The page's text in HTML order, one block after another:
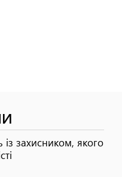
захисником, якого